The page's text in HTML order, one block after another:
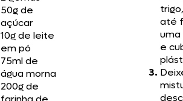
50g de
açúcar
10g de leite
em pó
75ml de
água morna
200g de
até
uma
e